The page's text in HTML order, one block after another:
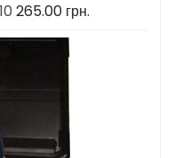
265.00 грн.